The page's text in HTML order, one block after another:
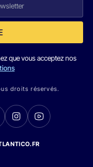
que vous acceptez nos
droits réservés.